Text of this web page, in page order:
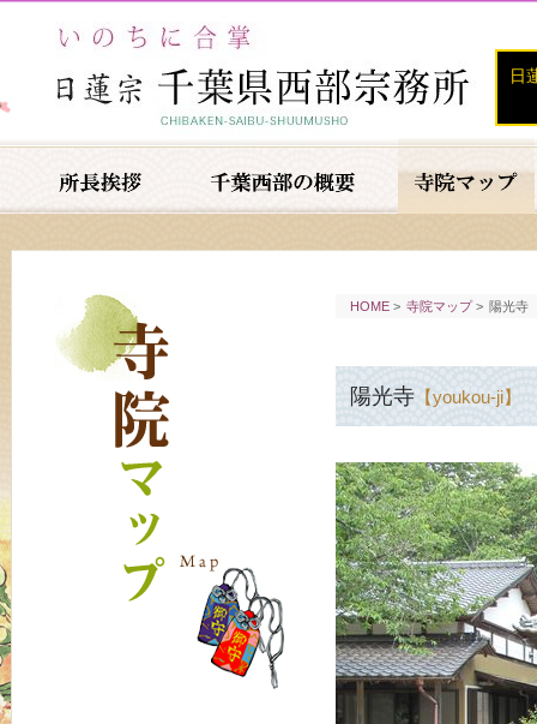
日
HOME > 寺院マップ> 陽光寺
陽光寺 【youkou-ji】